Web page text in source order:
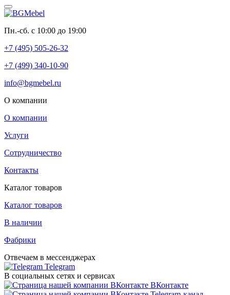
Пн.-сб. с 10:00 до 19:00
+7 (495) 505-26-32
+7 (499) 340-10-90
info@bgmebel.ru
О компании
О компании
Услуги
Сотрудничество
Контакты
Каталог товаров
Каталог товаров
В наличии
Фабрики
Отвечаем в мессенджерах
Telegram
В социальных сетях и сервисах
ВКонтакте